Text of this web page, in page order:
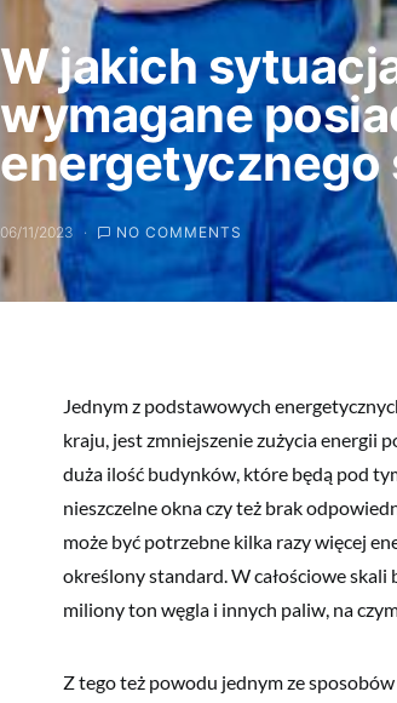
W jakich
wymagane
06/11/2023 NO COMMENTS
Jednym z podstawowych
kraju, jest zmniejszenie zużycia energii
duża ilość budynków, które będą pod
nieszczelne okna czy też brak
może być potrzebne kilka razy więcej
określony standard. W całościowe skali
miliony ton węgla i innych paliw, na
Z tego też powodu jednym ze